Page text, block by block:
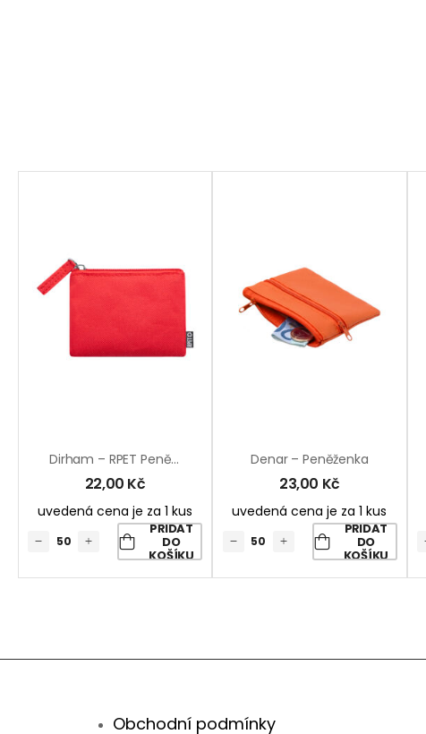
Dirham – RPET Peněženka
22,00 Kč
uvedená cena je za 1 kus
PŘIDAT
DO
KOŠÍKU
Denar – Peněženka
23,00 Kč
uvedená cena je za 1 kus
PŘIDAT
DO
KOŠÍKU
Obchodní podmínky